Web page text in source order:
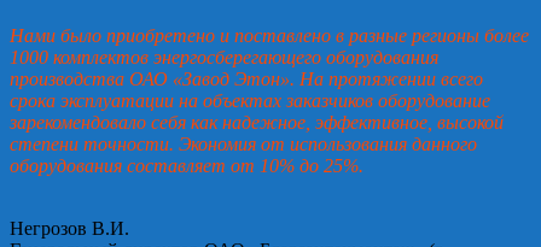
Нами было приобретено и поставлено в разные регионы более
1000 комплектов энергосберегающего оборудования
производства ОАО «Завод Этон». На протяжении всего
срока эксплуатации на объектах заказчиков оборудование
зарекомендовало себя как надежное, эффективное, высокой
степени точности. Экономия от использования данного
оборудования составляет от 10% до 25%.
Негрозов В.И.